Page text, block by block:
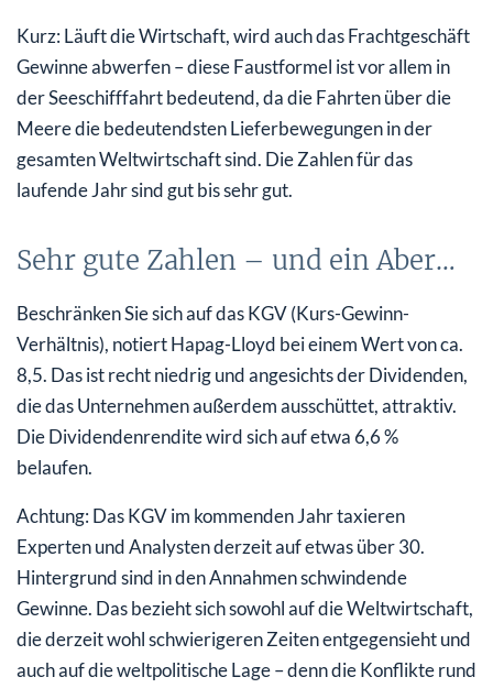
Kurz: Läuft die Wirtschaft, wird auch das Frachtgeschäft
Gewinne abwerfen – diese Faustformel ist vor allem in
der Seeschifffahrt bedeutend, da die Fahrten über die
Meere die bedeutendsten Lieferbewegungen in der
gesamten Weltwirtschaft sind. Die Zahlen für das
laufende Jahr sind gut bis sehr gut.
Sehr gute Zahlen – und ein Aber…
Beschränken Sie sich auf das KGV (Kurs-Gewinn-
Verhältnis), notiert Hapag-Lloyd bei einem Wert von ca.
8,5. Das ist recht niedrig und angesichts der Dividenden,
die das Unternehmen außerdem ausschüttet, attraktiv.
Die Dividendenrendite wird sich auf etwa 6,6 %
belaufen.
Achtung: Das KGV im kommenden Jahr taxieren
Experten und Analysten derzeit auf etwas über 30.
Hintergrund sind in den Annahmen schwindende
Gewinne. Das bezieht sich sowohl auf die Weltwirtschaft,
die derzeit wohl schwierigeren Zeiten entgegensieht und
auch auf die weltpolitische Lage – denn die Konflikte rund